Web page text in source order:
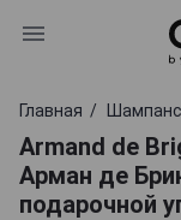
Главная
Armand de
Арман де
подарочной